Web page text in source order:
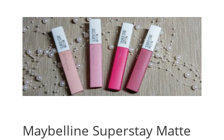
Maybelline Superstay Matte